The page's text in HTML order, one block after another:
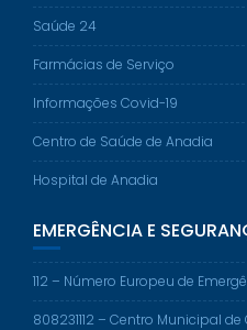
Saúde 24
Farmácias de Serviço
Informações Covid-19
Centro de Saúde de Anadia
Hospital de Anadia
EMERGÊNCIA E
112 – Número Europeu de
808231112 – Centro Municipal